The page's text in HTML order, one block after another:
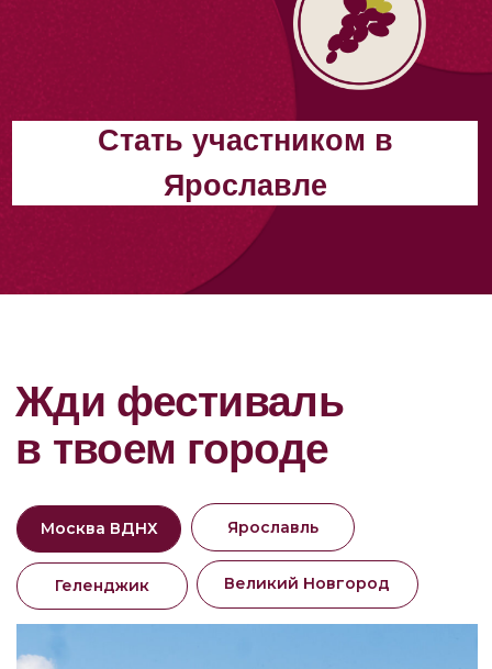
Жди фестиваль
в твоем городе
Великий Новгород
Ярославль
13-23 августа